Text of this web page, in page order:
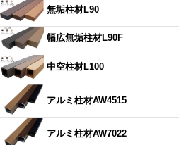
無垢柱材L90
幅広無垢柱材L90F
中空柱材L100
アルミ柱材AW4515
アルミ柱材AW7022